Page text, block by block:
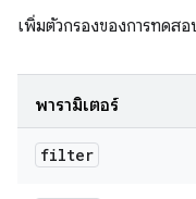
เพิ่มตัวกรองของการทดส
พารามิเตอร์
filter